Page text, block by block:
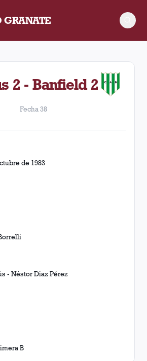
GRANATE
Lanús y Banfield disputado el
2 - Banfield 2
Fecha 38
de 1983
B
- Néstor Diaz Pérez